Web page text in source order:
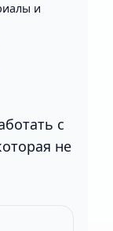
и
с
не